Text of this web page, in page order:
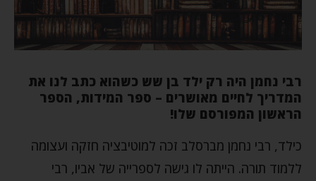
רבי נחמן היה רק ילד בן שש כשהוא כתב לנו את
המדריך לחיים מאושרים – ספר המידות, הספר
הראשון המפורסם שלו!
כילד, רבי נחמן מברסלב זכה למוטיבציה חזקה ועצומה
ללמוד תורה. הייתה לו גישה לספרייה של אביו, רבי